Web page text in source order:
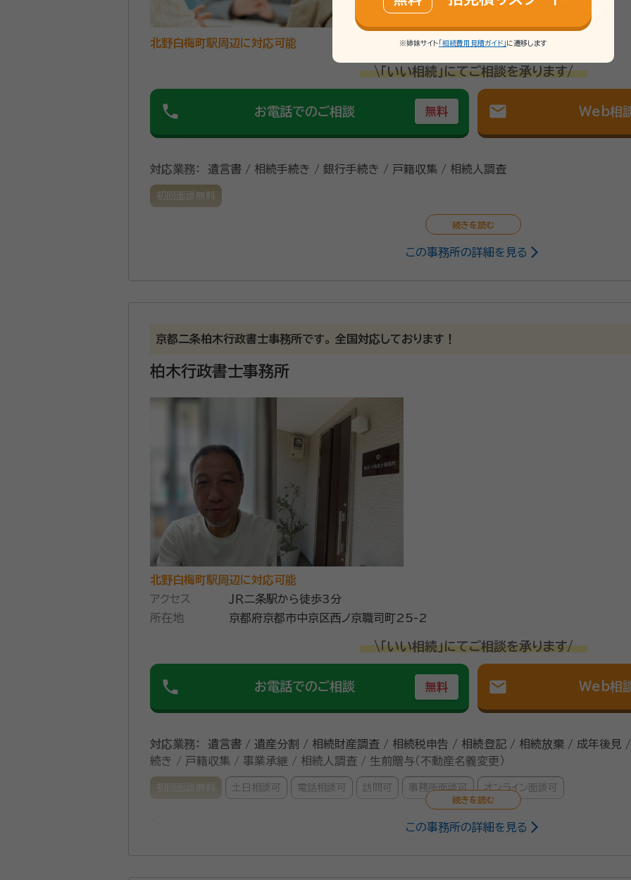
北野白梅町駅周辺に対応可能
\「いい相続」にてご相談を承ります/
phone お電話でのご相談 無料 mail Web相
対応業務： 遺言書 / 相続手続き / 銀行手続き / 戸籍収集 / 相続人調査
初回面談無料
この事務所の詳細を見る
京都二条柏木行政書士事務所です。 全国対応しております！
柏木行政書士事務所
北野白梅町駅周辺に対応可能
アクセス
ＪＲ二条駅から徒歩3分
所在地
京都府京都市中京区西ノ京職司町25-2
\「いい相続」にてご相談を承ります/
phone お電話でのご相談 無料 mail Web相
対応業務：
遺言書 / 遺産分割 / 相続財産調査 / 相続税申告 / 相続登記 / 相続放棄 / 成年後見
続き / 戸籍収集 / 事業承継 / 相続人調査 / 生前贈与（不動産名義変更）
初回面談無料 土日相談可 電話相談可 訪問可 事務所面談可 オンライン面談可
この事務所の詳細を見る
※姉妹サイト 「相続費用見積ガイド」 に遷移します